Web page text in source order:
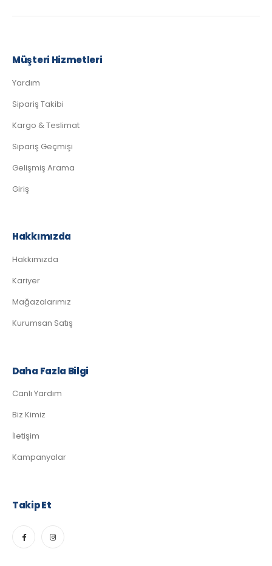
Müşteri Hizmetleri
Yardım
Sipariş Takibi
Kargo & Teslimat
Sipariş Geçmişi
Gelişmiş Arama
Giriş
Hakkımızda
Hakkımızda
Kariyer
Mağazalarımız
Kurumsan Satış
Daha Fazla Bilgi
Canlı Yardım
Biz Kimiz
İletişim
Kampanyalar
Takip Et